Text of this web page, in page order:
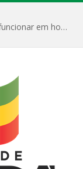
ESF Alto Paraíso é reinaugurada e passa a funcionar em horário estendido